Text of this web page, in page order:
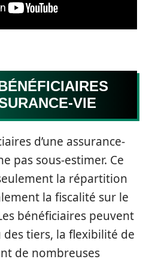
VIE
d’une assurance-
pas sous-estimer. Ce
la répartition
la fiscalité sur le
bénéficiaires peuvent
tiers, la flexibilité de
de nombreuses